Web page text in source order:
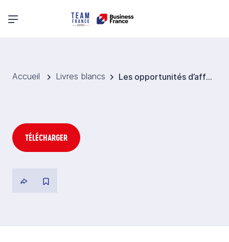
Menu principal
Accueil Livres blancs Les opportunités d’affaires agricoles et agroalimentaires au Vietnam - 2024
TÉLÉCHARGER